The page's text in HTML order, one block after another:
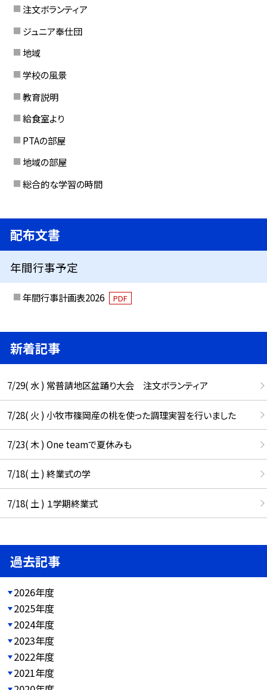
注文ボランティア
ジュニア奉仕団
地域
学校の風景
教育説明
給食室より
PTAの部屋
地域の部屋
総合的な学習の時間
配布文書
年間行事予定
年間行事計画表2026 PDF
新着記事
7/29( 水 ) 常普請地区盆踊り大会 注文ボランティア
7/28( 火 ) 小牧市篠岡産の桃を使った調理実習を行いました
7/23( 木 ) One teamで夏休みも
7/18( 土 ) 終業式の学
7/18( 土 ) １学期終業式
過去記事
2026年度
2025年度
2024年度
2023年度
2022年度
2021年度